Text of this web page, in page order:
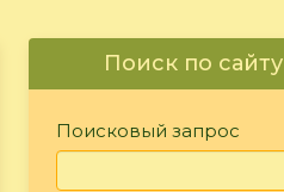
Поиск по сайту
Поисковый запрос